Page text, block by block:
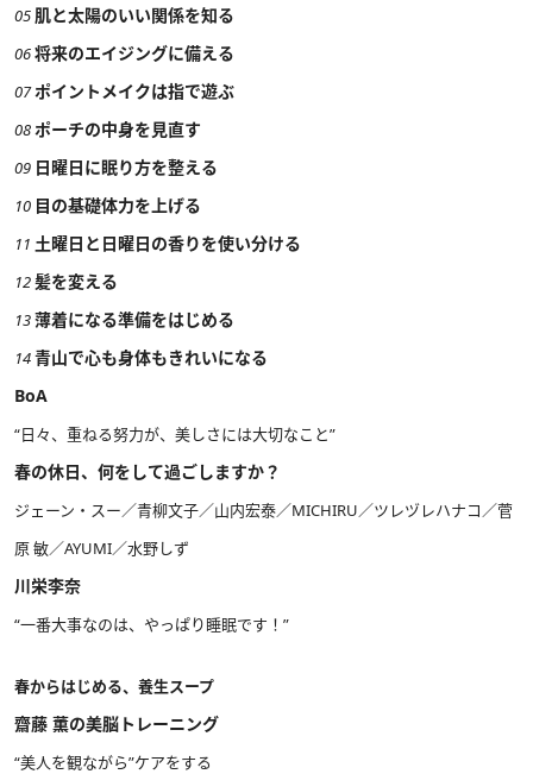
05肌と太陽のいい関係を知る
06将来のエイジングに備える
07ポイントメイクは指で遊ぶ
08ポーチの中身を見直す
09 日曜日に眠り方を整える
10 目の基礎体力を上げる
11 土曜日と日曜日の香りを使い分ける
12髪を変える
13薄着になる準備をはじめる
14青山で心も身体もきれいになる
BoA
“日々、重ねる努力が、美しさには大切なこと”
春の休日、何をして過ごしますか？
ジェーン・スー／青柳文子／山内宏泰／MICHIRU／ツレヅレハナコ／菅
原 敏／AYUMI／水野しず
川栄李奈
“一番大事なのは、やっぱり睡眠です！”
春からはじめる、養生スープ
齋藤 薫の美脳トレーニング
“美人を観ながら”ケアをする